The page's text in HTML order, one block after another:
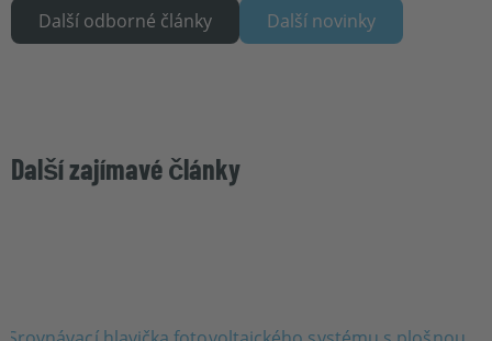
Další odborné články Další novinky
Další zajímavé články